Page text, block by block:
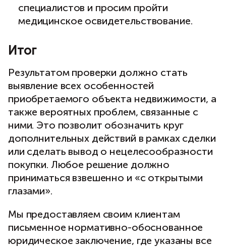
специалистов и просим пройти
медицинское освидетельствование.
Итог
Результатом проверки должно стать
выявление всех особенностей
приобретаемого объекта недвижимости, а
также вероятных проблем, связанные с
ними. Это позволит обозначить круг
дополнительных действий в рамках сделки
или сделать вывод о нецелесообразности
покупки. Любое решение должно
приниматься взвешенно и «с открытыми
глазами».
Мы предоставляем своим клиентам
письменное нормативно-обоснованное
юридическое заключение, где указаны все